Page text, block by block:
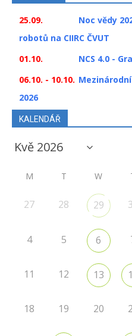
25.09.
Noc vědy
robotů na CIIRC ČVUT
01.10.
NCS 4.0 -
06.10. - 10.10.
2026
KALENDÁŘ
M T W
27 28 29
4 5 6
11 12 13
18 19 20